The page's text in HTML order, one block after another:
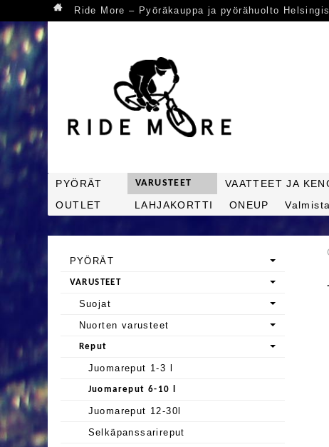
Ride More – Pyöräkauppa ja pyörähuolto
PYÖRÄT VARUSTEET VAATTEET JA
OUTLET
LAHJAKORTTI ONEUP
PYÖRÄT
VARUSTEET
Suojat
Nuorten varusteet
Reput
Juomareput 1-3 l
Juomareput 6-10 l
Juomareput 12-30l
Selkäpanssarireput